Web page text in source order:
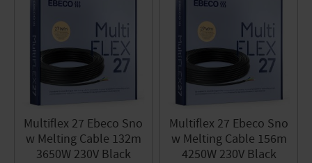
Multiflex 27 Ebeco Sno
w Melting Cable 132m
3650W 230V Black
Multiflex 27 Ebeco Sno
w Melting Cable 156m
4250W 230V Black